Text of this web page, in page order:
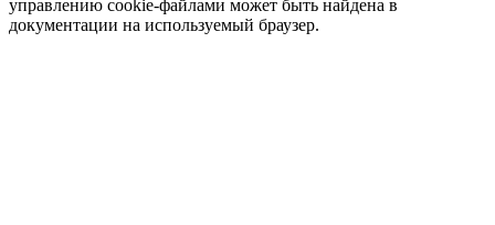
управлению cookie-файлами может быть найдена в
документации на используемый браузер.